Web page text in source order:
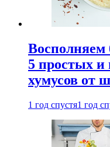
Восполняем
5 простых и
хумусов от
1 год спустя1 год